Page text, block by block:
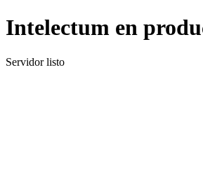
Intelectum en
Servidor listo